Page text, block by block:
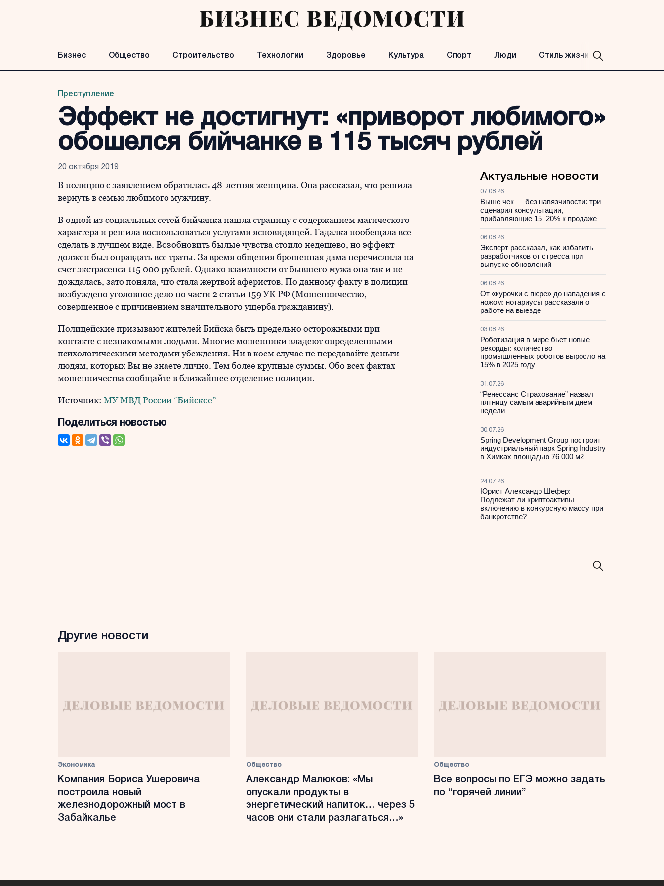
Бизнес Общество Строительство Технологии Здоровье Культура Спорт Люди Стиль жизни
Преступление
Эффект не достигнут: «приворот любимого»
обошелся бийчанке в 115 тысяч рублей
20 октября 2019
В полицию с заявлением обратилась 48-летняя женщина. Она рассказал, что решила
вернуть в семью любимого мужчину.
В одной из социальных сетей бийчанка нашла страницу с содержанием магического
характера и решила воспользоваться услугами ясновидящей. Гадалка пообещала все
сделать в лучшем виде. Возобновить былые чувства стоило недешево, но эффект
должен был оправдать все траты. За время общения брошенная дама перечислила на
счет экстрасенса 115 000 рублей. Однако взаимности от бывшего мужа она так и не
дождалась, зато поняла, что стала жертвой аферистов. По данному факту в полиции
возбуждено уголовное дело по части 2 статьи 159 УК РФ (Мошенничество,
совершенное с причинением значительного ущерба гражданину).
Полицейские призывают жителей Бийска быть предельно осторожными при
контакте с незнакомыми людьми. Многие мошенники владеют определенными
психологическими методами убеждения. Ни в коем случае не передавайте деньги
людям, которых Вы не знаете лично. Тем более крупные суммы. Обо всех фактах
мошенничества сообщайте в ближайшее отделение полиции.
Источник: МУ МВД России “Бийское”
Поделиться новостью
Актуальные новости
07.08.26
Выше чек — без навязчивости: три
сценария консультации,
прибавляющие 15–20% к продаже
06.08.26
Эксперт рассказал, как избавить
разработчиков от стресса при
выпуске обновлений
06.08.26
От «курочки с пюре» до нападения с
ножом: нотариусы рассказали о
работе на выезде
03.08.26
Роботизация в мире бьет новые
рекорды: количество
промышленных роботов выросло на
15% в 2025 году
31.07.26
“Ренессанс Страхование” назвал
пятницу самым аварийным днем
недели
30.07.26
Spring Development Group построит
индустриальный парк Spring Industry
в Химках площадью 76 000 м2
24.07.26
Юрист Александр Шефер:
Подлежат ли криптоактивы
включению в конкурсную массу при
банкротстве?
Другие новости
Экономика
Компания Бориса Ушеровича
построила новый
железнодорожный мост в
Забайкалье
Общество
Александр Малюков: «Мы
опускали продукты в
энергетический напиток… через 5
часов они стали разлагаться…»
Общество
Все вопросы по ЕГЭ можно задать
по “горячей линии”